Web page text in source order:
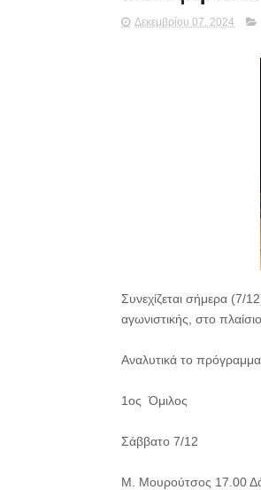
Δεκεμβρίου 07, 2024
Συνεχίζεται σήμερα
αγωνιστικής, στο
Αναλυτικά το πρόγραμμα
1ος Όμιλος
Σάββατο 7/12
Μ. Μουρούτσος 17.00